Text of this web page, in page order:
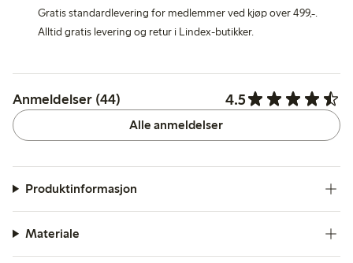
Gratis standardlevering for medlemmer ved kjøp over 499,-.
Alltid gratis levering og retur i Lindex-butikker.
Anmeldelser (44) 4.5
Alle anmeldelser
Produktinformasjon
Materiale